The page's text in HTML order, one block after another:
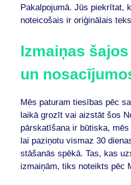
Pakalpojumā. Jūs piekrītat,
noteicošais ir oriģinālais
Izmaiņas
un
Mēs paturam tiesības pēc
laikā grozīt vai aizstāt šos
pārskatīšana ir būtiska,
lai paziņotu vismaz 30
stāšanās spēkā. Tas, kas
izmaiņām, tiks noteikts pēc